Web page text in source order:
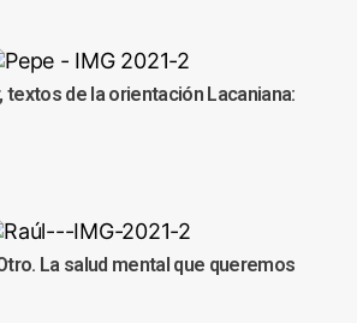
textos de la orientación Lacaniana:
La salud mental que queremos